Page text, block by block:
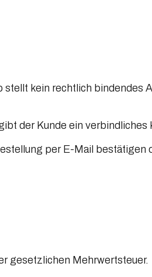
kein rechtlich bindendes
der Kunde ein verbindliches
per E-Mail bestätigen
gesetzlichen Mehrwertsteuer.